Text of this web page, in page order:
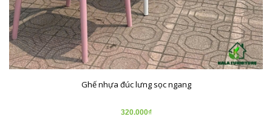
Ghế nhựa đúc lưng sọc ngang
320.000₫